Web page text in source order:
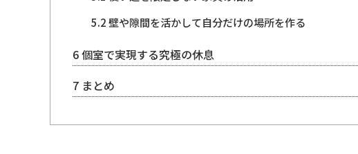
5.2壁や隙間を活かして自分だけの場所を作る
6個室で実現する究極の休息
7 まとめ